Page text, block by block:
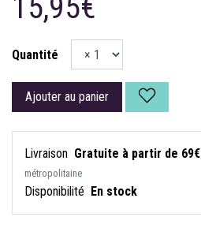
15,95€
Quantité
Ajouter au panier
Livraison Gratuite à partir de 69€
métropolitaine
Disponibilité En stock